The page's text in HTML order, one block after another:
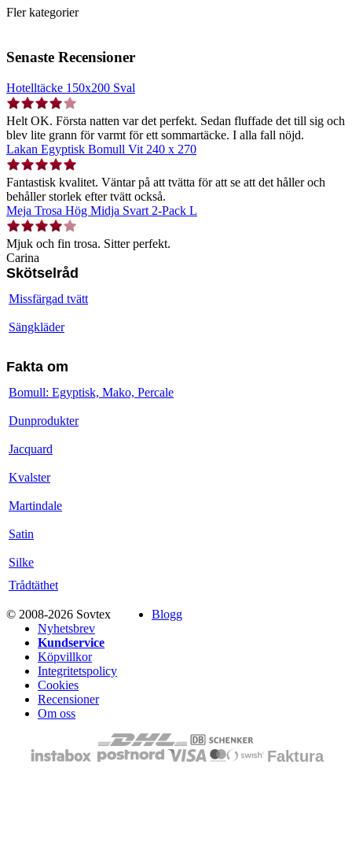
Fler kategorier
Senaste Recensioner
Hotelltäcke 150x200 Sval
Helt OK. Första natten var det perfekt. Sedan fluffade det till sig och
blev lite grann för varmt för ett sommartäcke. I alla fall nöjd.
Lakan Egyptisk Bomull Vit 240 x 270
Fantastisk kvalitet. Väntar på att tvätta för att se att det håller och
behåller storlek efter tvätt också.
Meja Trosa Hög Midja Svart 2-Pack L
Mjuk och fin trosa. Sitter perfekt.
Carina
Skötselråd
Missfärgad tvätt
Sängkläder
Fakta om
Bomull: Egyptisk, Mako, Percale
Dunprodukter
Jacquard
Kvalster
Martindale
Satin
Silke
Trådtäthet
© 2008-2026 Sovtex
Blogg
Nyhetsbrev
Kundservice
Köpvillkor
Integritetspolicy
Cookies
Recensioner
Om oss